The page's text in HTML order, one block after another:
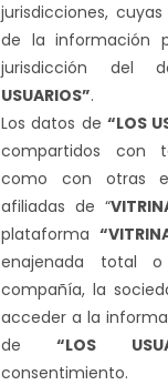
jurisdicciones,
de la información
jurisdicción del
USUARIOS”.
Los datos de “LOS
compartidos con
como con otras
afiliadas de “
plataforma
enajenada total
compañía, la
acceder a la
de“LOS
consentimiento.